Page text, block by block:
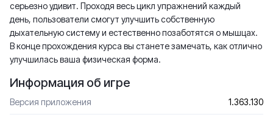
серьезно удивит. Проходя весь цикл упражнений каждый
день, пользователи смогут улучшить собственную
дыхательную систему и естественно позаботятся о мышцах.
В конце прохождения курса вы станете замечать, как отлично
улучшилась ваша физическая форма.
Информация об игре
Версия приложения 1.363.130